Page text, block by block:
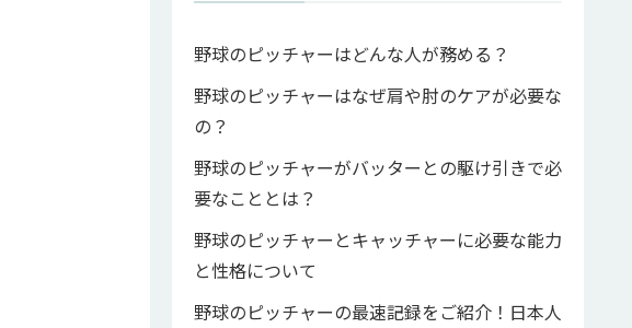
野球のピッチャーはどんな人が務める？
野球のピッチャーはなぜ肩や肘のケアが必要な
の？
野球のピッチャーがバッターとの駆け引きで必
要なこととは？
野球のピッチャーとキャッチャーに必要な能力
と性格について
野球のピッチャーの最速記録をご紹介！日本人